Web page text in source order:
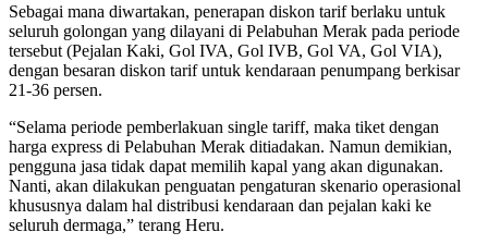
Sebagai mana diwartakan, penerapan diskon tarif berlaku untuk
seluruh golongan yang dilayani di Pelabuhan Merak pada periode
tersebut (Pejalan Kaki, Gol IVA, Gol IVB, Gol VA, Gol VIA),
dengan besaran diskon tarif untuk kendaraan penumpang berkisar
21-36 persen.
“Selama periode pemberlakuan single tariff, maka tiket dengan
harga express di Pelabuhan Merak ditiadakan. Namun demikian,
pengguna jasa tidak dapat memilih kapal yang akan digunakan.
Nanti, akan dilakukan penguatan pengaturan skenario operasional
khususnya dalam hal distribusi kendaraan dan pejalan kaki ke
seluruh dermaga,” terang Heru.